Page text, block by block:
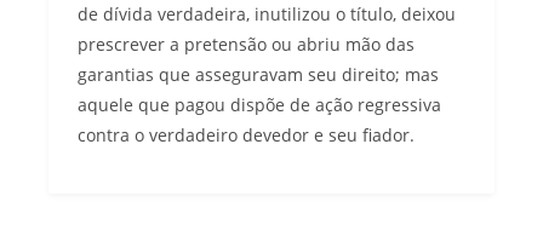
de dívida verdadeira, inutilizou o título, deixou
prescrever a pretensão ou abriu mão das
garantias que asseguravam seu direito; mas
aquele que pagou dispõe de ação regressiva
contra o verdadeiro devedor e seu fiador.